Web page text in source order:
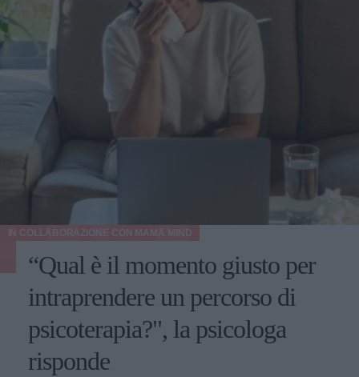
“Qual è il momento giusto per
intraprendere un percorso di
psicoterapia?", la psicologa
risponde
IN COLLABORAZIONE CON MAMA MIND